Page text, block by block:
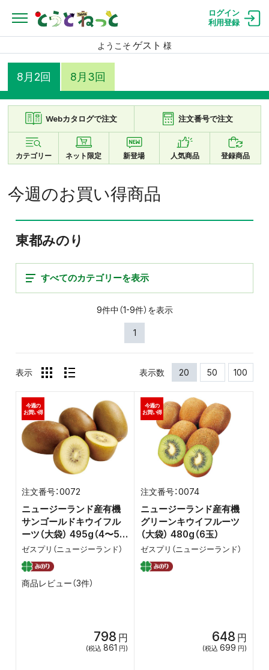
ログイン
利用登録
ようこそ ゲスト 様
8月2回 8月3回
Webカタログで注文 注文番号で注文
カテゴリー ネット限定 新登場 人気商品 登録商品
今週のお買い得商品
東都みのり
すべてのカテゴリーを表示
9件中（1-9件）を表示
1
表示 表示数 20 50 100
0072
ニュージーランド産有機
サンゴールドキウイフル
ーツ（大袋） 495g（4〜5
玉）
ゼスプリ（ニュージーランド）
今週の
お買い得
商品レビュー（3件）
798 円
(税込 861 円)
0074
ニュージーランド産有機
グリーンキウイフルーツ
（大袋） 480g（6玉）
ゼスプリ（ニュージーランド）
今週の
お買い得
648 円
(税込 699 円)